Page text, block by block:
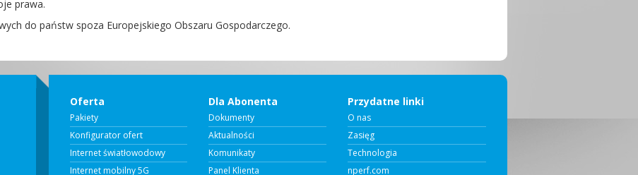
prawa.
do państw spoza Europejskiego Obszaru Gospodarczego.
Oferta
Pakiety
Konfigurator ofert
Internet światłowodowy
Internet mobilny 5G
Dla Abonenta
Dokumenty
Aktualności
Komunikaty
Panel Klienta
Przydatne linki
O nas
Zasięg
Technologia
nperf.com